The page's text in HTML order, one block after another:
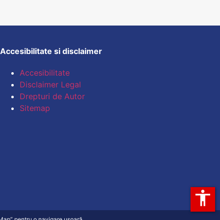
Accesibilitate si disclaimer
Accesibilitate
Disclaimer Legal
Drepturi de Autor
Sitemap
accessibility